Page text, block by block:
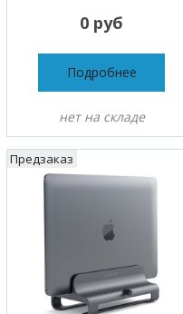
0 руб
Подробнее
нет на складе
Предзаказ